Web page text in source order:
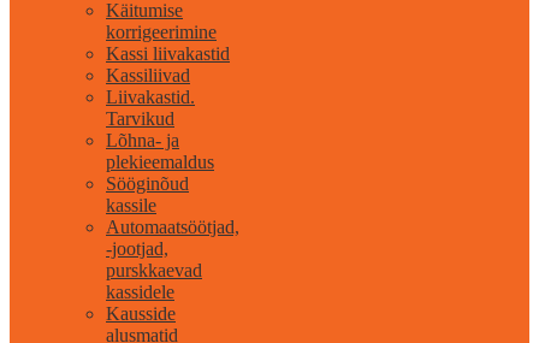
Käitumise
korrigeerimine
Kassi liivakastid
Kassiliivad
Liivakastid.
Tarvikud
Lõhna- ja
plekieemaldus
Sööginõud
kassile
Automaatsöötjad,
-jootjad,
purskkaevad
kassidele
Kausside
alusmatid